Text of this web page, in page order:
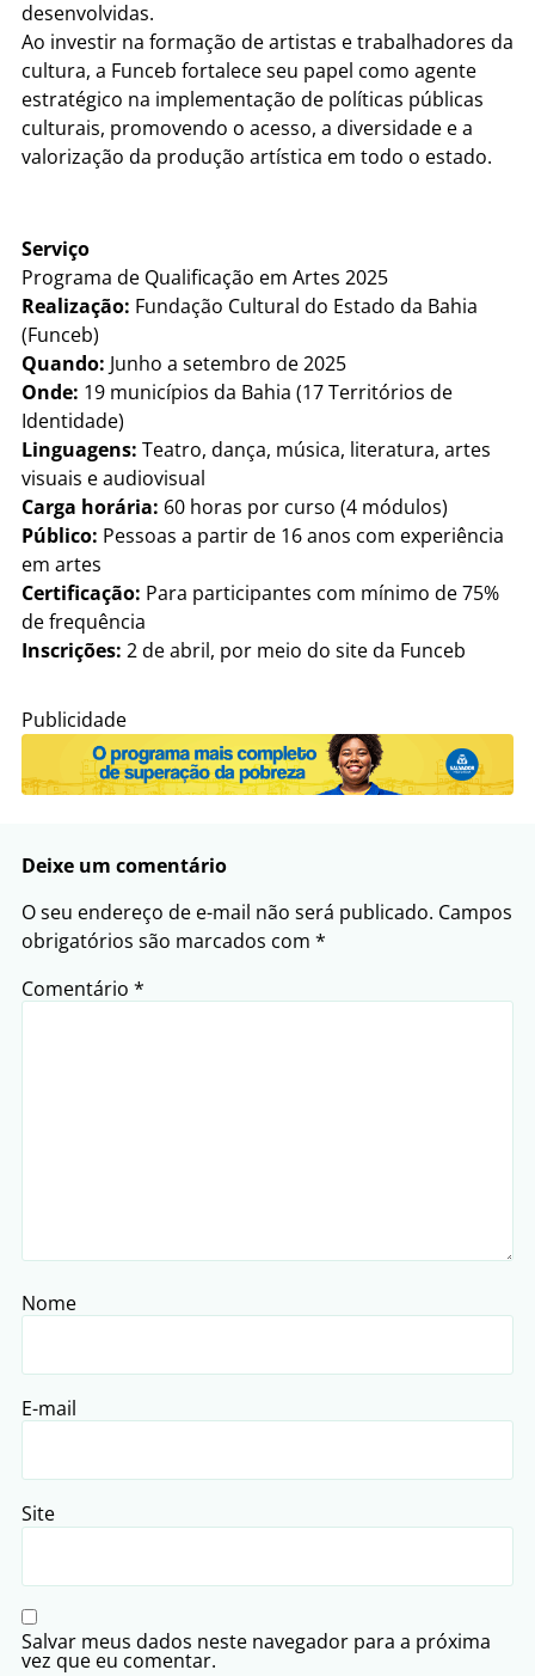
desenvolvidas.
Ao investir na formação de artistas e trabalhadores da
cultura, a Funceb fortalece seu papel como agente
estratégico na implementação de políticas públicas
culturais, promovendo o acesso, a diversidade e a
valorização da produção artística em todo o estado.
Serviço
Programa de Qualificação em Artes 2025
Realização: Fundação Cultural do Estado da Bahia
(Funceb)
Quando: Junho a setembro de 2025
Onde: 19 municípios da Bahia (17 Territórios de
Identidade)
Linguagens: Teatro, dança, música, literatura, artes
visuais e audiovisual
Carga horária: 60 horas por curso (4 módulos)
Público: Pessoas a partir de 16 anos com experiência
em artes
Certificação: Para participantes com mínimo de 75%
de frequência
Inscrições: 2 de abril, por meio do site da Funceb
Publicidade
Deixe um comentário
O seu endereço de e-mail não será publicado. Campos
obrigatórios são marcados com *
Comentário *
Nome
E-mail
Site
Salvar meus dados neste navegador para a próxima
vez que eu comentar.